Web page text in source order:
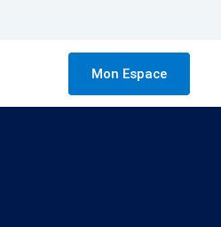
Mon Espace